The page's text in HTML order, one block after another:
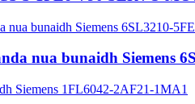
nua bunaidh Siemens